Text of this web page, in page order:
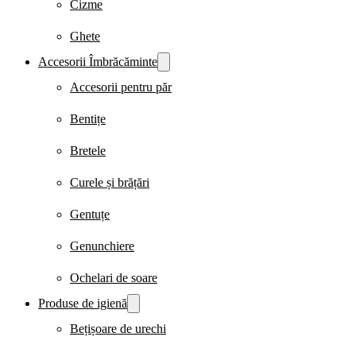
Cizme
Ghete
Accesorii Îmbrăcăminte
Accesorii pentru păr
Bentițe
Bretele
Curele și brățări
Gentuțe
Genunchiere
Ochelari de soare
Produse de igienă
Bețișoare de urechi